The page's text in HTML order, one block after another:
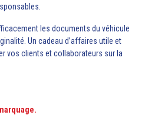
les documents du véhicule
Un cadeau d’affaires utile et
vos clients et collaborateurs sur la